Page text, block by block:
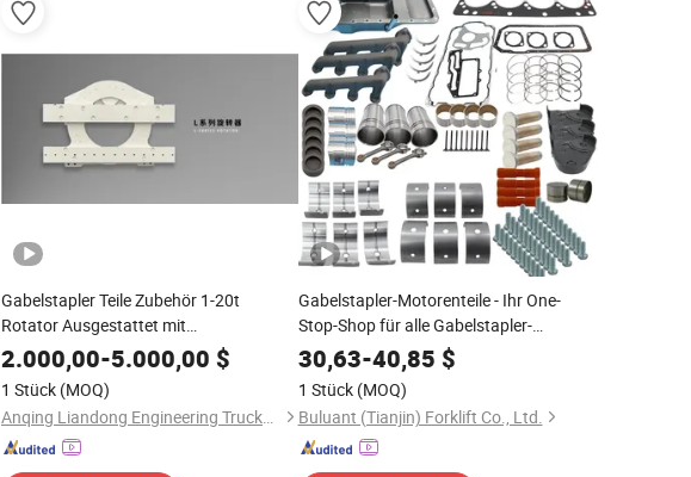
Gabelstapler Teile Zubehör 1-20t
Rotator Ausgestattet mit
Beobachtungsloch für gute Sicht für Heli
Mitsubishi Hyster
2.000,00-5.000,00 $
1 Stück (MOQ)
Anqing Liandong Engineering Trucks Attachments Co., Ltd.
Gabelstapler-Motorenteile - Ihr One-
Stop-Shop für alle Gabelstapler-
Motorenteile
30,63-40,85 $
1 Stück (MOQ)
Buluant (Tianjin) Forklift Co., Ltd.